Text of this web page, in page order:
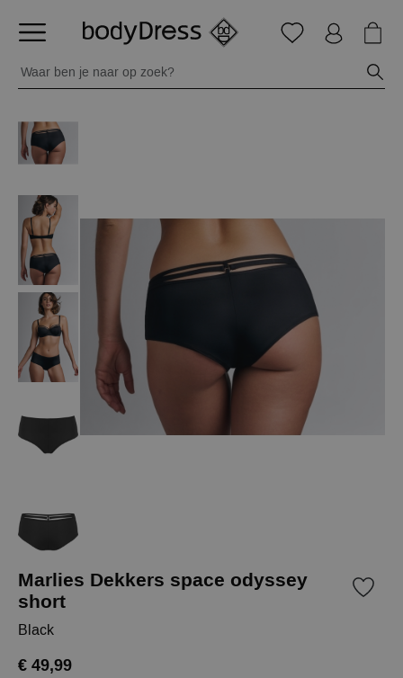
Marlies Dekkers space odyssey
short
Black
€ 49,99